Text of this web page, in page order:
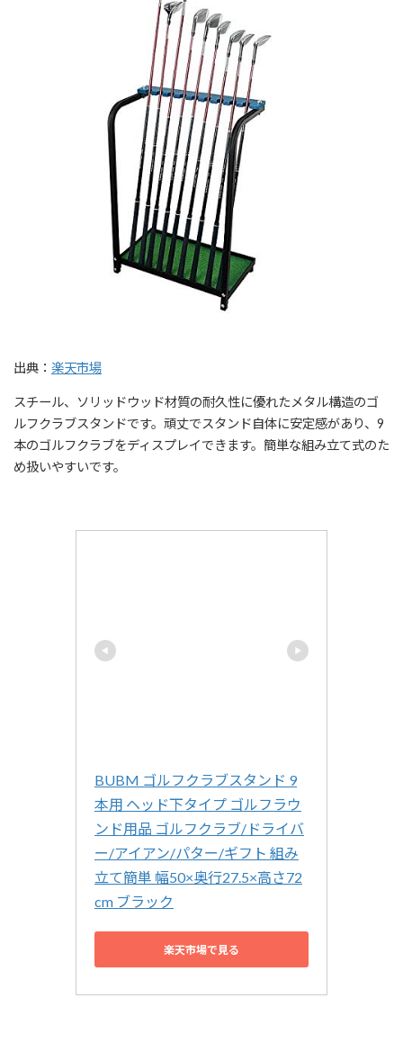
出典： 楽天市場
スチール、ソリッドウッド材質の耐久性に優れたメタル構造のゴ
ルフクラブスタンドです。頑丈でスタンド自体に安定感があり、9
本のゴルフクラブをディスプレイできます。簡単な組み立て式のた
め扱いやすいです。
BUBM ゴルフクラブスタンド 9
本用 ヘッド下タイプ ゴルフラウ
ンド用品 ゴルフクラブ/ドライバ
ー/アイアン/パター/ギフト 組み
立て簡単 幅50×奥行27.5×高さ72
cm ブラック
楽天市場で見る